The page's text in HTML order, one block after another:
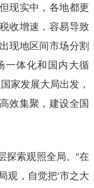
现实中，各地都更
收增速，容易导致
现地区间市场分割
一体化和国内大循
家发展大局出发，
效集聚，建设全国
探索观照全局。“在
观，自觉把‘市之大